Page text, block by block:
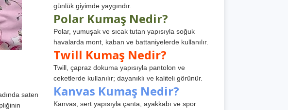
saten
günlük giyimde yaygındır.
Polar Kumaş Nedir?
Polar, yumuşak ve sıcak tutan yapısıyla soğuk
havalarda mont, kaban ve battaniyelerde kullanılır.
Twill Kumaş Nedir?
Twill, çapraz dokuma yapısıyla pantolon ve
ceketlerde kullanılır; dayanıklı ve kaliteli görünür.
Kanvas Kumaş Nedir?
Kanvas, sert yapısıyla çanta, ayakkabı ve spor